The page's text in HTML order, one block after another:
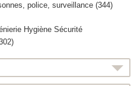
police, surveillance (344)
Hygiène Sécurité